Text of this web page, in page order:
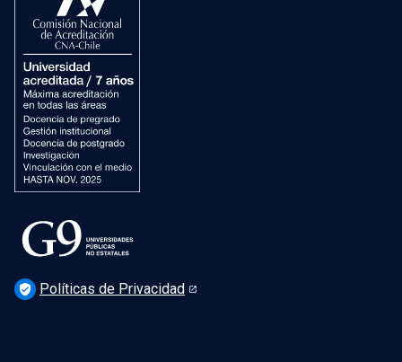
Dirección de Patrimonio Cultural
Dirección de Salud Mental, Comunidad y Bienestar
verified_user Políticas de Privacidad